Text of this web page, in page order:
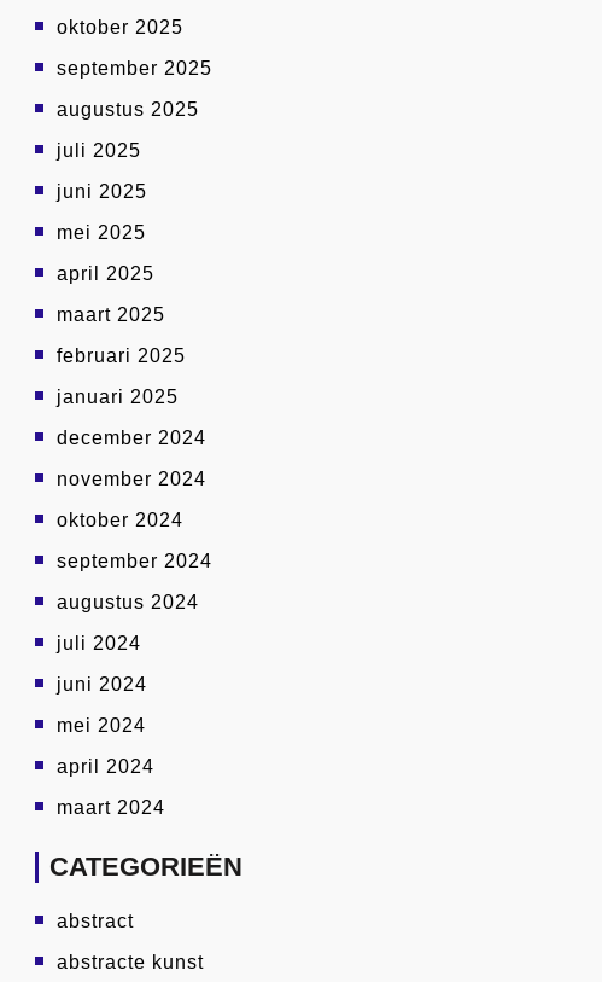
oktober 2025
september 2025
augustus 2025
juli 2025
juni 2025
mei 2025
april 2025
maart 2025
februari 2025
januari 2025
december 2024
november 2024
oktober 2024
september 2024
augustus 2024
juli 2024
juni 2024
mei 2024
april 2024
maart 2024
CATEGORIEËN
abstract
abstracte kunst